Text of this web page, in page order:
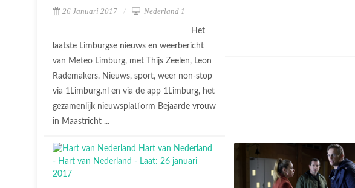
26 Januari 2017 Nederland 1
Het
laatste Limburgse nieuws en weerbericht
van Meteo Limburg, met Thijs Zeelen, Leon
Rademakers. Nieuws, sport, weer non-stop
via 1Limburg.nl en via de app 1Limburg, het
gezamenlijk nieuwsplatform Bejaarde vrouw
in Maastricht ...